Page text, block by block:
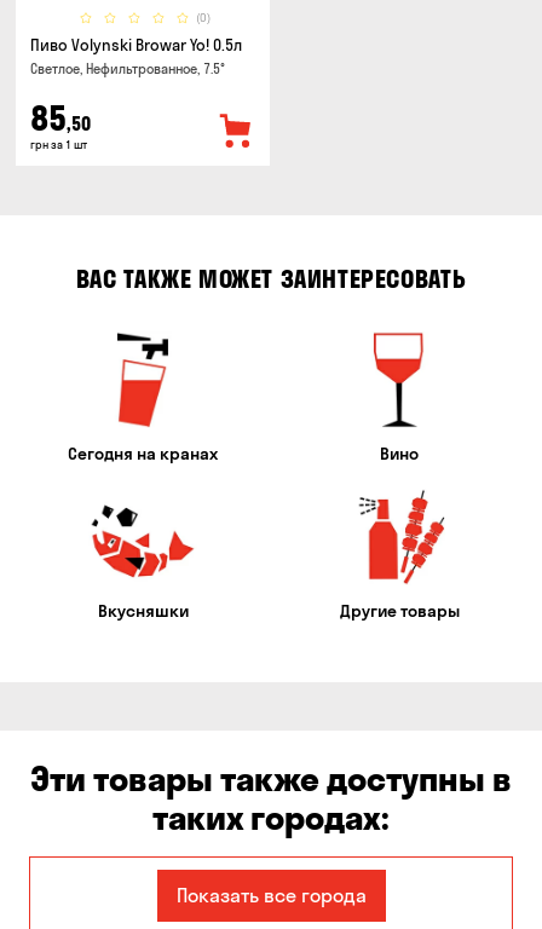
(0)
Пиво Volynski Browar Yo! 0.5л
Светлое, Нефильтрованное, 7.5°
85,50
грн за 1 шт
ВАС ТАКЖЕ МОЖЕТ ЗАИНТЕРЕСОВАТЬ
Сегодня на кранах Вино
Вкусняшки Другие товары
Эти товары также доступны в
таких городах:
АлександровкаПоказать все города